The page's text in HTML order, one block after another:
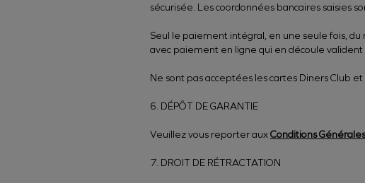
sécurisée. Les coordonnées bancaires saisies
Seul le paiement intégral, en une seule fois,
avec paiement en ligne qui en découle valident
Ne sont pas acceptées les cartes Diners Club
6. DÉPÔT DE GARANTIE
Veuillez vous reporter auxConditions
7. DROIT DE RÉTRACTATION